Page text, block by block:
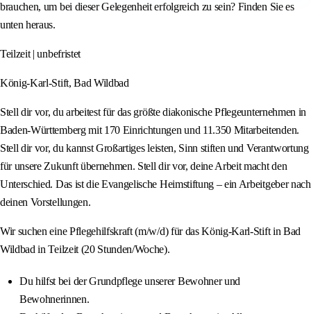
brauchen, um bei dieser Gelegenheit erfolgreich zu sein? Finden Sie es
unten heraus.
Teilzeit | unbefristet
König-Karl-Stift, Bad Wildbad
Stell dir vor, du arbeitest für das größte diakonische Pflegeunternehmen in
Baden-Württemberg mit 170 Einrichtungen und 11.350 Mitarbeitenden.
Stell dir vor, du kannst Großartiges leisten, Sinn stiften und Verantwortung
für unsere Zukunft übernehmen. Stell dir vor, deine Arbeit macht den
Unterschied. Das ist die Evangelische Heimstiftung – ein Arbeitgeber nach
deinen Vorstellungen.
Wir suchen eine Pflegehilfskraft (m/w/d) für das König-Karl-Stift in Bad
Wildbad in Teilzeit (20 Stunden/Woche).
Du hilfst bei der Grundpflege unserer Bewohner und
Bewohnerinnen.